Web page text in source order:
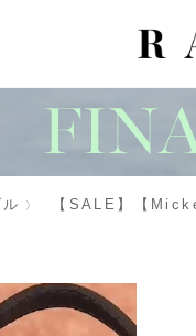
【SALE】【